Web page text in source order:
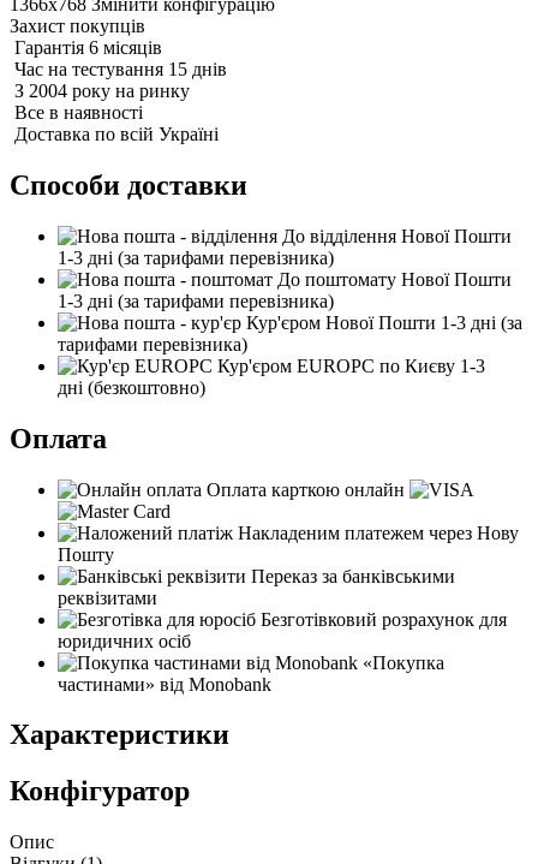
Захист покупців
Гарантія 6 місяців
Час на тестування 15 днів
З 2004 року на ринку
Все в наявності
Доставка по всій Україні
Способи доставки
До відділення Нової Пошти
1-3 дні (за тарифами перевізника)
До поштомату Нової Пошти
1-3 дні (за тарифами перевізника)
Кур'єром Нової Пошти 1-3 дні (за
тарифами перевізника)
Кур'єром EUROPC по Києву 1-3
дні (безкоштовно)
Оплата
Оплата карткою онлайн
Накладеним платежем через Нову
Пошту
Переказ за банківськими
реквізитами
Безготівковий розрахунок для
юридичних осіб
«Покупка
частинами» від Monobank
Характеристики
Конфігуратор
Опис